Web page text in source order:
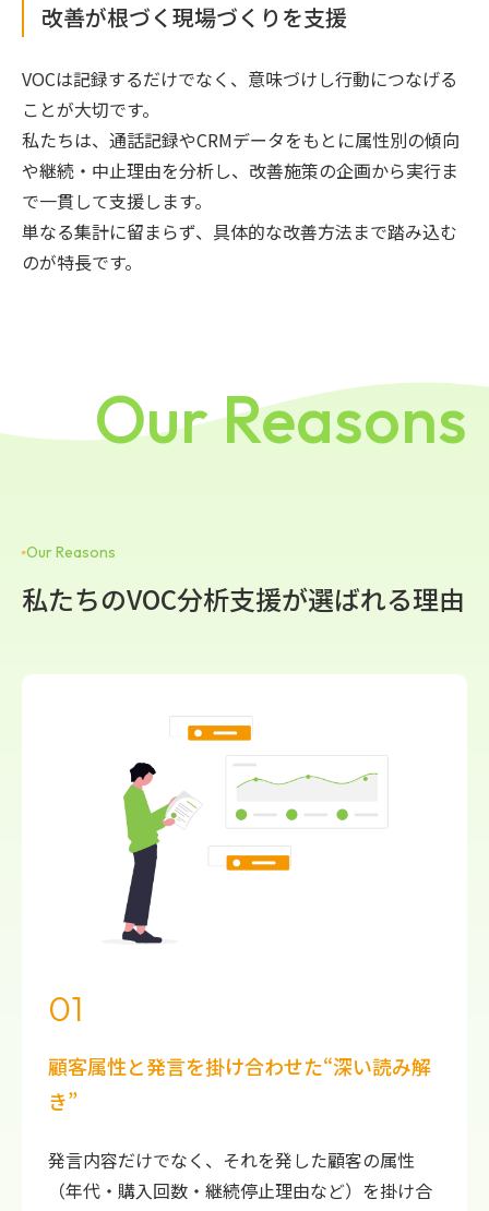
改善が根づく現場づくりを支援
VOCは記録するだけでなく、意味づけし行動につなげる
ことが大切です。
私たちは、通話記録やCRMデータをもとに属性別の傾向
や継続・中止理由を分析し、改善施策の企画から実行ま
で一貫して支援します。
単なる集計に留まらず、具体的な改善方法まで踏み込む
のが特長です。
Our Reasons
Our Reasons
私たちのVOC分析支援が選ばれる理由
01
顧客属性と発言を掛け合わせた“深い読み解
き”
発言内容だけでなく、それを発した顧客の属性
（年代・購入回数・継続停止理由など）を掛け合